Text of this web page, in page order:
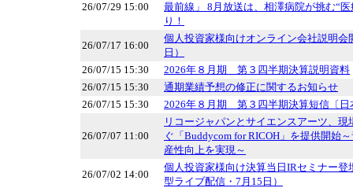
26/07/29 15:00
最前線」 8月放送は、相澤病院が挑む“
り！
26/07/17 16:00
個人投資家様向けオンライン会社説明会
日）
26/07/15 15:30
2026年８月期 第３四半期決算説明資料
26/07/15 15:30
通期業績予想の修正に関するお知らせ
26/07/15 15:30
2026年８月期 第３四半期決算短信〔日
26/07/07 11:00
リコージャパンとサイエンスアーツ、
ぐ「Buddycom for RICOH」を提供開始
産性向上を実現～
26/07/02 14:00
個人投資家様向け決算当日IRセミナー登
型ライブ配信・7月15日）